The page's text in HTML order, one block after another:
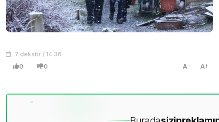
7 dekabr / 14:36
0 0 A A